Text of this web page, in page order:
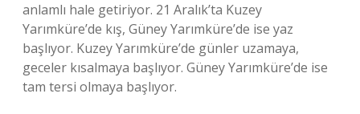
anlamlı hale getiriyor. 21 Aralık’ta Kuzey
Yarımküre’de kış, Güney Yarımküre’de ise yaz
başlıyor. Kuzey Yarımküre’de günler uzamaya,
geceler kısalmaya başlıyor. Güney Yarımküre’de ise
tam tersi olmaya başlıyor.